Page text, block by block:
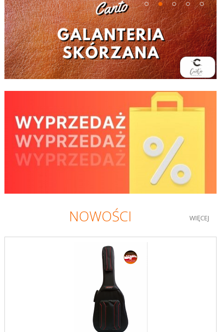
WIĘCEJ
NOWOŚCI